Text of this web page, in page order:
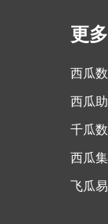
更
西瓜
西瓜
千瓜
西瓜集
飞瓜